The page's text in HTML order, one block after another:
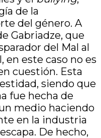
de la
del género. A
Gabriadze, que
del Mal al
en este caso no es
cuestión. Esta
siendo que
fue hecha de
medio haciendo
en la industria
De hecho,